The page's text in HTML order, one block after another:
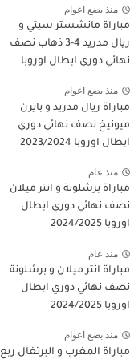
منذ بضع اعوام
مباراة مانشستر سيتي و
ريال مدريد 4-3 ذهاب نصف
نهائي دوري ابطال اوروبا
منذ بضع اعوام
مباراة ريال مدريد و بايرن
ميونيخ نصف نهائي دوري
ابطال اوروبا 2023/2024
منذ عام
مباراة برشلونة و انتر ميلان
نصف نهائي دوري ابطال
اوروبا 2024/2025
منذ عام
مباراة انتر ميلان و برشلونة
نصف نهائي دوري ابطال
اوروبا 2024/2025
منذ بضع اعوام
مباراة المغرب و البرتغال ربع